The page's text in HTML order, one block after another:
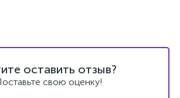
оставить отзыв?
свою оценку!